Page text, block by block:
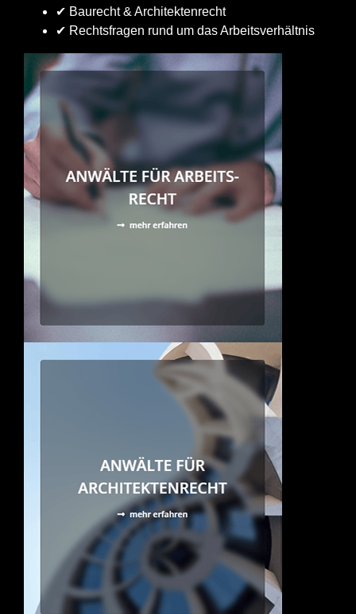
✔ Baurecht & Architektenrecht
✔ Rechtsfragen rund um das Arbeitsverhältnis